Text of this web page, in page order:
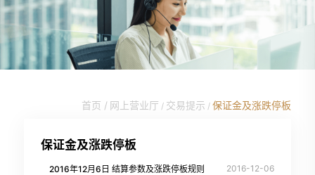
首页 / 网上营业厅 / 交易提示 / 保证金及涨跌停板
保证金及涨跌停板
2016年12月6日 结算参数及涨跌停板规则 2016-12-06